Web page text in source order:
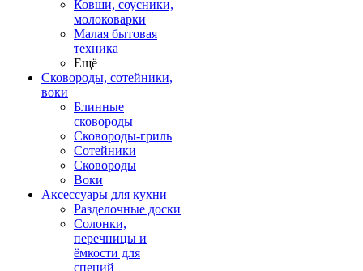
Ковши, соусники,
молоковарки
Малая бытовая
техника
Ещё
Сковороды, сотейники,
воки
Блинные
сковороды
Сковороды-гриль
Сотейники
Сковороды
Воки
Аксессуары для кухни
Разделочные доски
Солонки,
перечницы и
ёмкости для
специй